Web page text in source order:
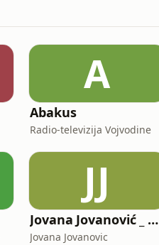
A
Abakus
Radio-televizija Vojvodine
JJ
Jovana Jovanović _ Podcast
Jovana Jovanovic